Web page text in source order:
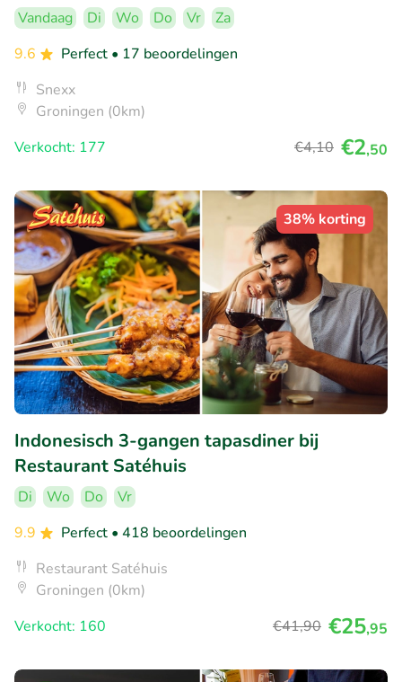
Vandaag Di Wo Do Vr
Za
9.6
Perfect • 17 beoordelingen
Snexx
Groningen (0km)
Verkocht: 177
€4,10 €2,50
38% korting
Indonesisch 3-gangen tapasdiner bij
Restaurant Satéhuis
Di Wo Do
Vr
9.9
Perfect • 418 beoordelingen
Restaurant Satéhuis
Groningen (0km)
Verkocht: 160
€41,90 €25,95